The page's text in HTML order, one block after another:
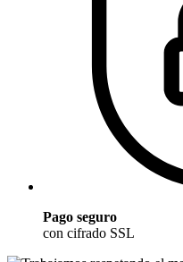
Pago seguro
con cifrado SSL